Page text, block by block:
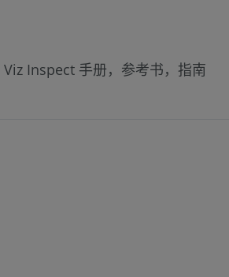
Inspect 手册，参考书，指南